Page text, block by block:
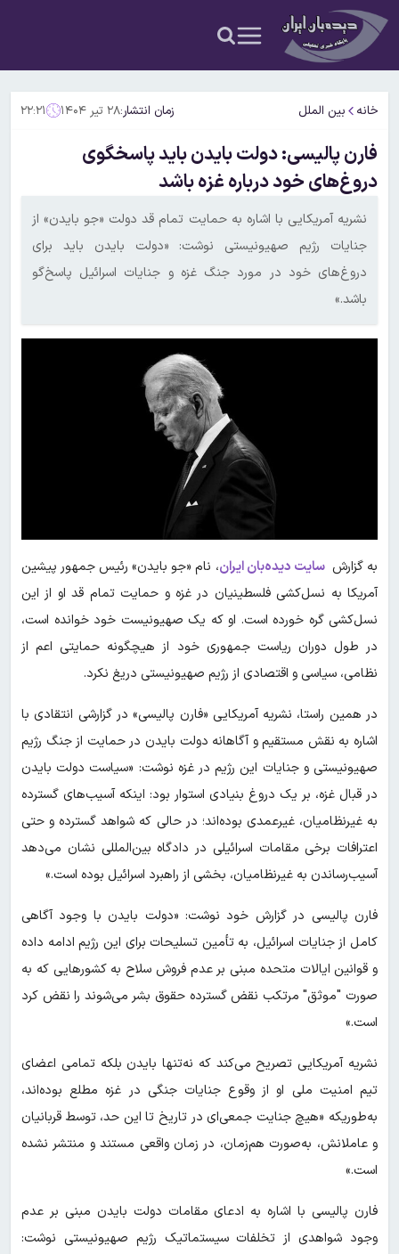
خانه بین الملل زمان انتشار:۲۸ تیر ۱۴۰۴ ۲۲:۲۱
فارن پالیسی: دولت بایدن باید پاسخگوی
دروغ‌های خود درباره غزه باشد
نشریه آمریکایی با اشاره به حمایت تمام قد دولت «جو بایدن» از
جنایات رژیم صهیونیستی نوشت: «دولت بایدن باید برای
دروغ‌های خود در مورد جنگ غزه و جنایات اسرائیل پاسخ‌گو
باشد.»
به گزارشسایت دیده‌بان ایران، نام «جو بایدن» رئیس جمهور پیشین
آمریکا به نسل‌کشی فلسطینیان در غزه و حمایت تمام قد او از این
نسل‌کشی گره خورده است. او که یک صهیونیست خود خوانده است،
در طول دوران ریاست جمهوری خود از هیچگونه حمایتی اعم از
نظامی، سیاسی و اقتصادی از رژیم صهیونیستی دریغ نکرد.
در همین راستا، نشریه آمریکایی «فارن پالیسی» در گزارشی انتقادی با
اشاره به نقش مستقیم و آگاهانه دولت بایدن در حمایت از جنگ رژیم
صهیونیستی و جنایات این رژیم در غزه نوشت: «سیاست دولت بایدن
در قبال غزه، بر یک دروغ بنیادی استوار بود: اینکه آسیب‌های گسترده
به غیرنظامیان، غیرعمدی بوده‌اند؛ در حالی که شواهد گسترده و حتی
اعترافات برخی مقامات اسرائیلی در دادگاه بین‌المللی نشان می‌دهد
آسیب‌رساندن به غیرنظامیان، بخشی از راهبرد اسرائیل بوده است.»
فارن پالیسی در گزارش خود نوشت: «دولت بایدن با وجود آگاهی
کامل از جنایات اسرائیل، به تأمین تسلیحات برای این رژیم ادامه داده
و قوانین ایالات متحده مبنی بر عدم فروش سلاح به کشورهایی که به
صورت "موثق" مرتکب نقض گسترده حقوق بشر می‌شوند را نقض کرد
است.»
نشریه آمریکایی تصریح می‌کند که نه‌تنها بایدن بلکه تمامی اعضای
تیم امنیت ملی او از وقوع جنایات جنگی در غزه مطلع بوده‌اند،
به‌طوریکه «هیچ جنایت جمعی‌ای در تاریخ تا این حد، توسط قربانیان
و عاملانش، به‌صورت هم‌زمان، در زمان واقعی مستند و منتشر نشده
است.»
فارن پالیسی با اشاره به ادعای مقامات دولت بایدن مبنی بر عدم
وجود شواهدی از تخلفات سیستماتیک رژیم صهیونیستی نوشت: